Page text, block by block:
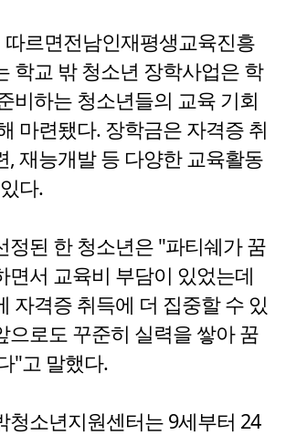
따르면전남인재평생교육진흥
학교 밖 청소년 장학사업은 학
비하는 청소년들의 교육 기회
마련됐다. 장학금은 자격증 취
, 재능개발 등 다양한 교육활동
다.
정된 한 청소년은 "파티쉐가 꿈
면서 교육비 부담이 있었는데
자격증 취득에 더 집중할 수 있
으로도 꾸준히 실력을 쌓아 꿈
"고 말했다.
청소년지원센터는 9세부터 24